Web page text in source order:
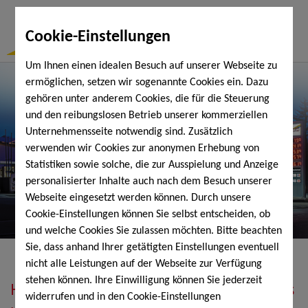
Cookie-Einstellungen
Um Ihnen einen idealen Besuch auf unserer Webseite zu
ermöglichen, setzen wir sogenannte Cookies ein. Dazu
gehören unter anderem Cookies, die für die Steuerung
und den reibungslosen Betrieb unserer kommerziellen
Unternehmensseite notwendig sind. Zusätzlich
verwenden wir Cookies zur anonymen Erhebung von
Statistiken sowie solche, die zur Ausspielung und Anzeige
personalisierter Inhalte auch nach dem Besuch unserer
Webseite eingesetzt werden können. Durch unsere
Cookie-Einstellungen können Sie selbst entscheiden, ob
und welche Cookies Sie zulassen möchten. Bitte beachten
Sie, dass anhand Ihrer getätigten Einstellungen eventuell
nicht alle Leistungen auf der Webseite zur Verfügung
stehen können. Ihre Einwilligung können Sie jederzeit
widerrufen und in den Cookie-Einstellungen
Heizöl, Diesel, Schmierstoffe, Holzpellets